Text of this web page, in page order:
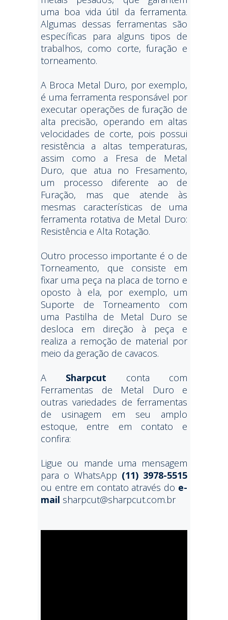
uma boa vida útil da ferramenta.
Algumas dessas ferramentas são
específicas para alguns tipos de
trabalhos, como corte, furação e
torneamento.
A Broca Metal Duro, por exemplo,
é uma ferramenta responsável por
executar operações de furação de
alta precisão, operando em altas
velocidades de corte, pois possui
resistência a altas temperaturas,
assim como a Fresa de Metal
Duro, que atua no Fresamento,
um processo diferente ao de
Furação, mas que atende às
mesmas características de uma
ferramenta rotativa de Metal Duro:
Resistência e Alta Rotação.
Outro processo importante é o de
Torneamento, que consiste em
fixar uma peça na placa de torno e
oposto à ela, por exemplo, um
Suporte de Torneamento com
uma Pastilha de Metal Duro se
desloca em direção à peça e
realiza a remoção de material por
meio da geração de cavacos.
A Sharpcut conta com
Ferramentas de Metal Duro e
outras variedades de ferramentas
de usinagem em seu amplo
estoque, entre em contato e
confira:
Ligue ou mande uma mensagem
para o WhatsApp (11) 3978-5515
ou entre em contato através do e-
mail sharpcut@sharpcut.com.br